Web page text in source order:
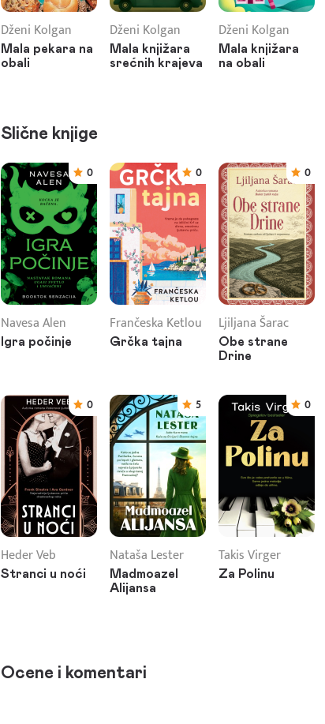
Dženi Kolgan
Mala pekara na
obali
Dženi Kolgan
Mala knjižara
srećnih krajeva
Dženi Kolgan
Mala knjižara
na obali
Slične knjige
0
Navesa Alen
Igra počinje
0
Frančeska Ketlou
Grčka tajna
0
Ljiljana Šarac
Obe strane
Drine
0
Heder Veb
Stranci u noći
5
Nataša Lester
Madmoazel
Alijansa
0
Takis Virger
Za Polinu
Ocene i komentari